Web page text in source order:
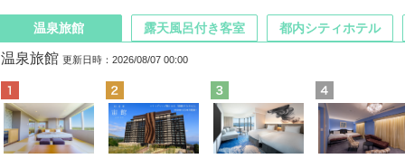
温泉旅館
温泉旅館 更新日時：2026/08/07 00:00
露天風呂付き客室 都内シティホテル